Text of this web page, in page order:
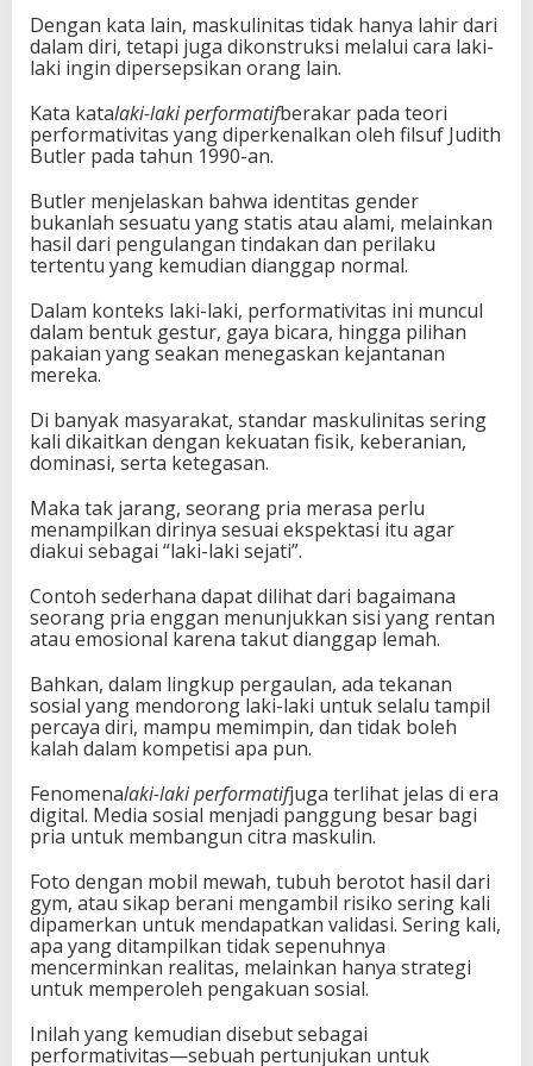
Dengan kata lain, maskulinitas tidak hanya lahir dari
dalam diri, tetapi juga dikonstruksi melalui cara laki-
laki ingin dipersepsikan orang lain.
Kata katalaki-laki performatifberakar pada teori
performativitas yang diperkenalkan oleh filsuf Judith
Butler pada tahun 1990-an.
Butler menjelaskan bahwa identitas gender
bukanlah sesuatu yang statis atau alami, melainkan
hasil dari pengulangan tindakan dan perilaku
tertentu yang kemudian dianggap normal.
Dalam konteks laki-laki, performativitas ini muncul
dalam bentuk gestur, gaya bicara, hingga pilihan
pakaian yang seakan menegaskan kejantanan
mereka.
Di banyak masyarakat, standar maskulinitas sering
kali dikaitkan dengan kekuatan fisik, keberanian,
dominasi, serta ketegasan.
Maka tak jarang, seorang pria merasa perlu
menampilkan dirinya sesuai ekspektasi itu agar
diakui sebagai “laki-laki sejati”.
Contoh sederhana dapat dilihat dari bagaimana
seorang pria enggan menunjukkan sisi yang rentan
atau emosional karena takut dianggap lemah.
Bahkan, dalam lingkup pergaulan, ada tekanan
sosial yang mendorong laki-laki untuk selalu tampil
percaya diri, mampu memimpin, dan tidak boleh
kalah dalam kompetisi apa pun.
Fenomenalaki-laki performatifjuga terlihat jelas di era
digital. Media sosial menjadi panggung besar bagi
pria untuk membangun citra maskulin.
Foto dengan mobil mewah, tubuh berotot hasil dari
gym, atau sikap berani mengambil risiko sering kali
dipamerkan untuk mendapatkan validasi. Sering kali,
apa yang ditampilkan tidak sepenuhnya
mencerminkan realitas, melainkan hanya strategi
untuk memperoleh pengakuan sosial.
Inilah yang kemudian disebut sebagai
performativitas—sebuah pertunjukan untuk